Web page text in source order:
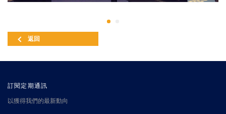
返回
訂閱定期通訊
以獲得我們的最新動向